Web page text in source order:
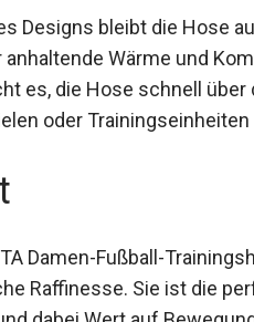
Designs bleibt die Hose
Wärme und
es, die Hose schnell über
Damen-Fußball-
Raffinesse. Sie ist die